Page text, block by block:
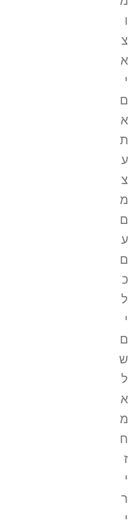
ו
צ
א
י
ם
א
ת
ע
צ
מ
ם
ע
ם
כ
ל
י
ם
ש
ל
א
מ
ח
ז
י
ר